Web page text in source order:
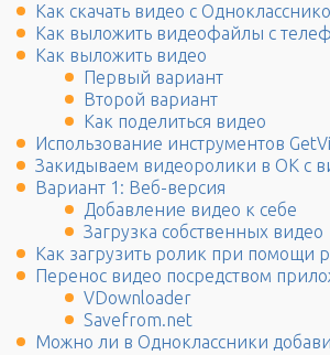
Как скачать видео с
Как выложить видеофайлы с
Как выложить видео
Первый вариант
Второй вариант
Как поделиться видео
Использование инструментов
Закидываем видеоролики в ОК с
Вариант 1: Веб-версия
Добавление видео к себе
Загрузка собственных видео
Как загрузить ролик при помощи
Перенос видео посредством
VDownloader
Savefrom.net
Можно ли в Одноклассники